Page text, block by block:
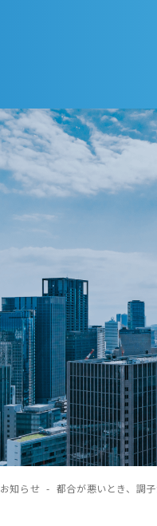
お知らせ - 都合が悪いとき、調